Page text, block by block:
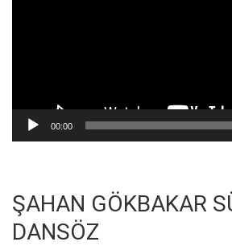
00:00
ŞAHAN GÖKBAKAR
DANSÖZ